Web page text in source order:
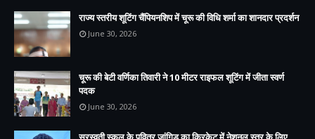
राज्य स्तरीय शूटिंग चैंपियनशिप में चूरू की विधि शर्मा का शानदार प्रदर्शन
June 30, 2026
चूरू की बेटी वर्णिका तिवारी ने 10 मीटर राइफल शूटिंग में जीता स्वर्ण
पदक
June 30, 2026